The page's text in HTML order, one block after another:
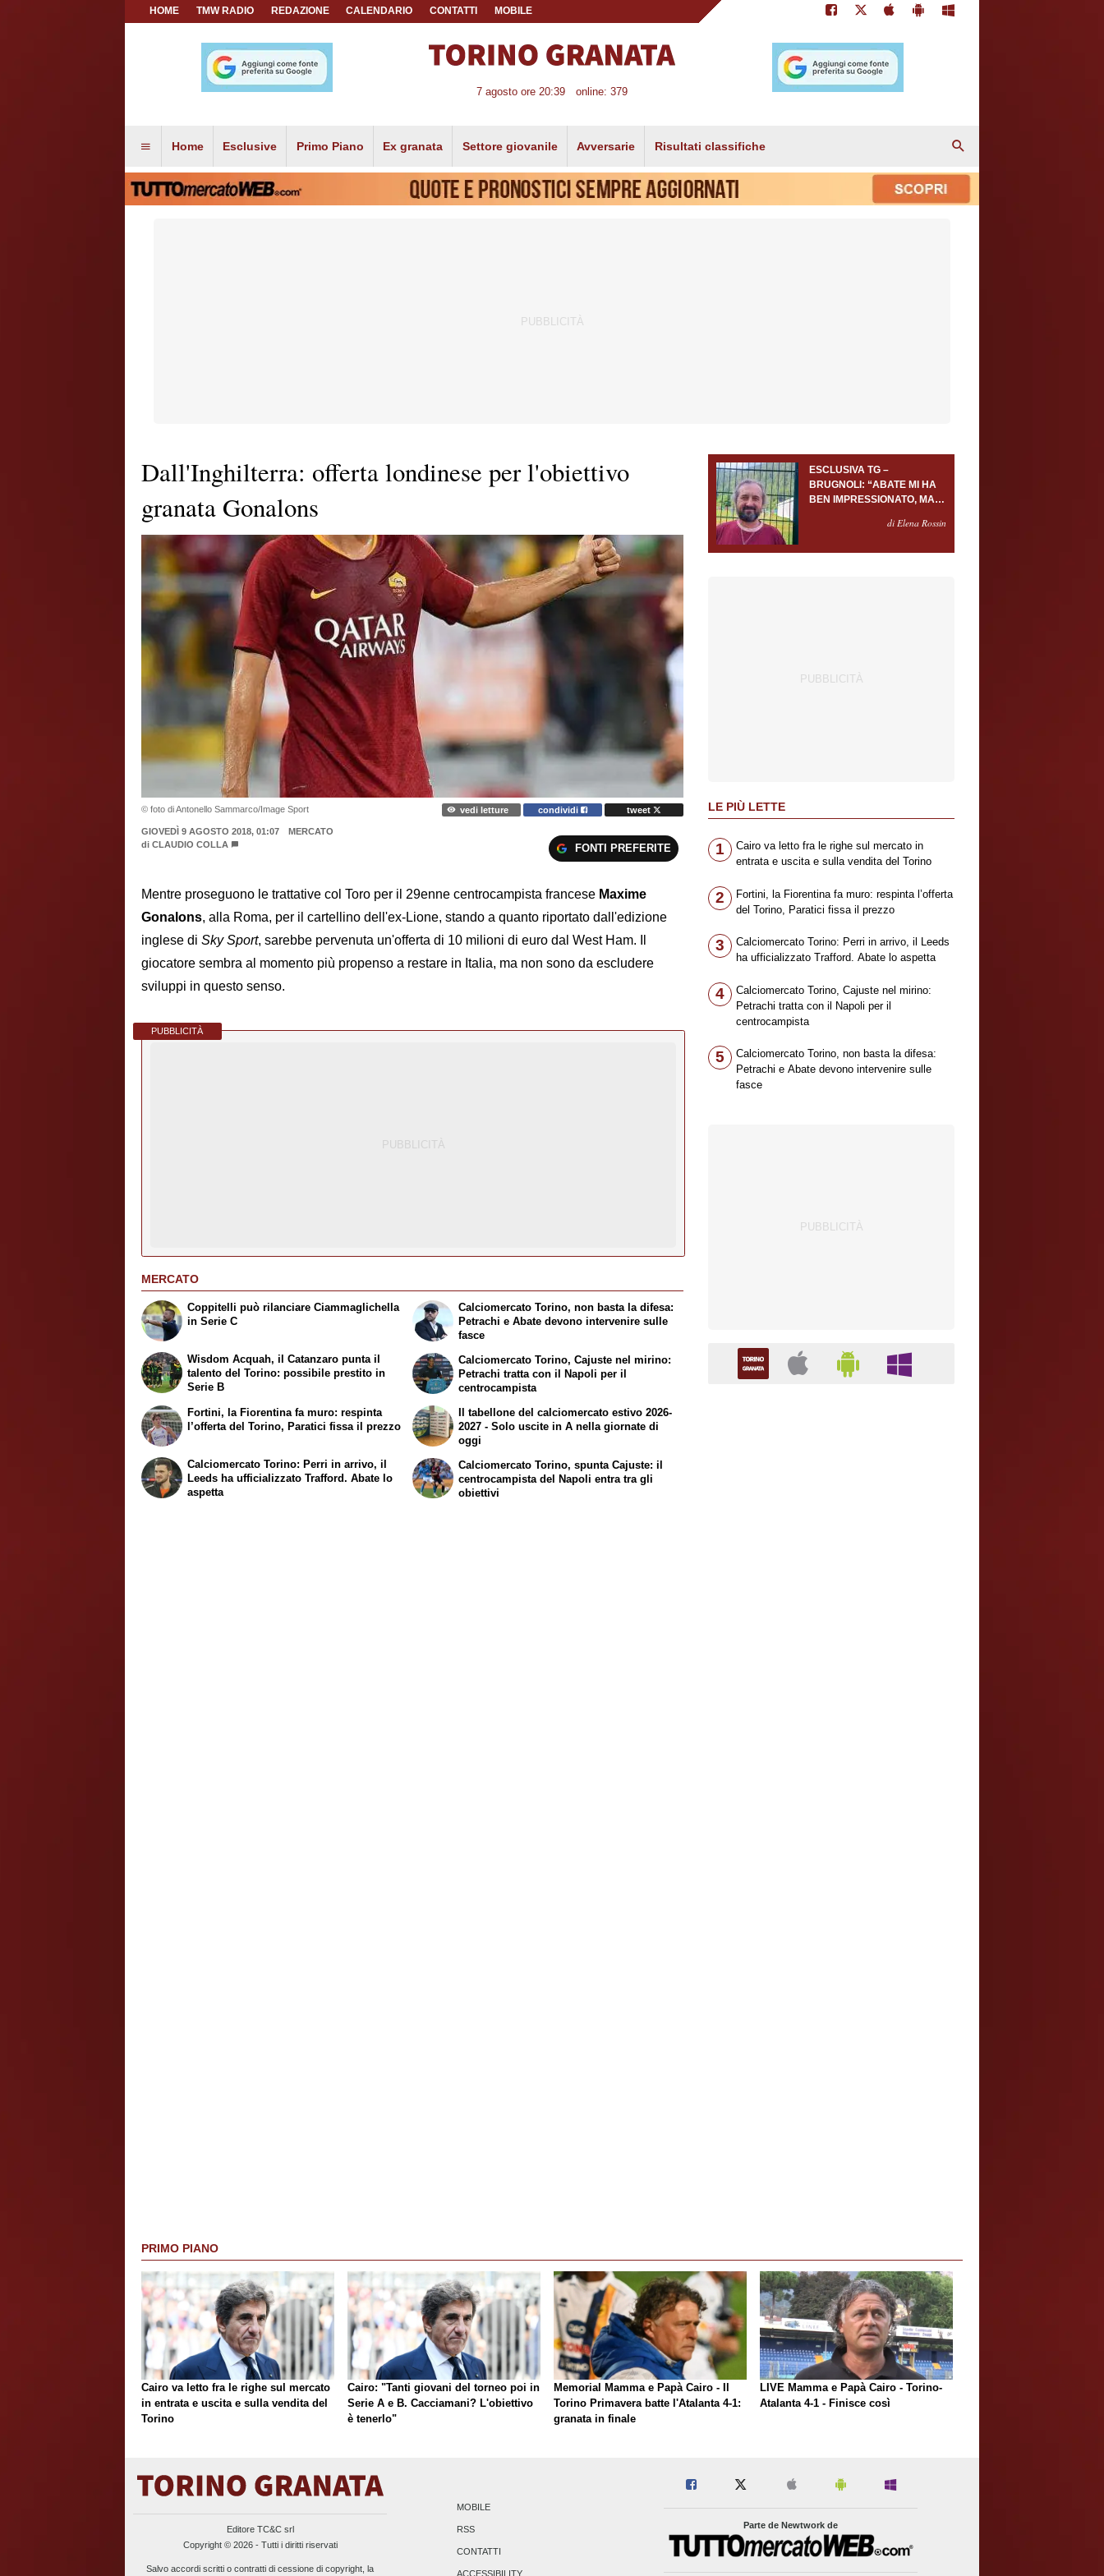
HOME TMW RADIO REDAZIONE CALENDARIO CONTATTI MOBILE
7 agosto ore 20:39 online: 379
Home Esclusive Primo Piano Ex granata Settore giovanile Avversarie Risultati classifiche
Dall'Inghilterra: offerta londinese per l'obiettivo
granata Gonalons
© foto di Antonello Sammarco/Image Sport vedi letture condividi tweet
GIOVEDÌ 9 AGOSTO 2018, 01:07
MERCATO
di CLAUDIO COLLA FONTI PREFERITE
Mentre proseguono le trattative col Toro per il 29enne centrocampista francese Maxime
Gonalons, alla Roma, per il cartellino dell'ex-Lione, stando a quanto riportato dall'edizione
inglese di Sky Sport, sarebbe pervenuta un'offerta di 10 milioni di euro dal West Ham. Il
giocatore sembra al momento più propenso a restare in Italia, ma non sono da escludere
sviluppi in questo senso.
PUBBLICITÀ
MERCATO
Coppitelli può rilanciare Ciammaglichella
in Serie C
Wisdom Acquah, il Catanzaro punta il
talento del Torino: possibile prestito in
Serie B
Calciomercato Torino, non basta la difesa:
Petrachi e Abate devono intervenire sulle
fasce
Calciomercato Torino, Cajuste nel mirino:
Petrachi tratta con il Napoli per il
centrocampista
Fortini, la Fiorentina fa muro: respinta
l’offerta del Torino, Paratici fissa il prezzo
Calciomercato Torino: Perri in arrivo, il
Leeds ha ufficializzato Trafford. Abate lo
aspetta
Il tabellone del calciomercato estivo 2026-
2027 - Solo uscite in A nella giornate di
oggi
Calciomercato Torino, spunta Cajuste: il
centrocampista del Napoli entra tra gli
obiettivi
ESCLUSIVA TG –
BRUGNOLI: “ABATE MI HA
BEN IMPRESSIONATO, MA
PORTIERE SERVONOdi Elena Rossin
LE PIÙ LETTE
1
Cairo va letto fra le righe sul mercato in
entrata e uscita e sulla vendita del Torino
2
Fortini, la Fiorentina fa muro: respinta l’offerta
del Torino, Paratici fissa il prezzo
3
Calciomercato Torino: Perri in arrivo, il Leeds
ha ufficializzato Trafford. Abate lo aspetta
4
Calciomercato Torino, Cajuste nel mirino:
Petrachi tratta con il Napoli per il
centrocampista
5
Calciomercato Torino, non basta la difesa:
Petrachi e Abate devono intervenire sulle
fasce
PRIMO PIANO
Cairo va letto fra le righe sul mercato
in entrata e uscita e sulla vendita del
Torino
Cairo: "Tanti giovani del torneo poi in
Serie A e B. Cacciamani? L'obiettivo
è tenerlo"
Memorial Mamma e Papà Cairo - Il
Torino Primavera batte l'Atalanta 4-1:
granata in finale
LIVE Mamma e Papà Cairo - Torino-
Atalanta 4-1 - Finisce così
Editore TC&C srl
Copyright © 2026 - Tutti i diritti riservati
Salvo accordi scritti o contratti di cessione di copyright, la
MOBILE
RSS
CONTATTI
Parte de Newtwork de